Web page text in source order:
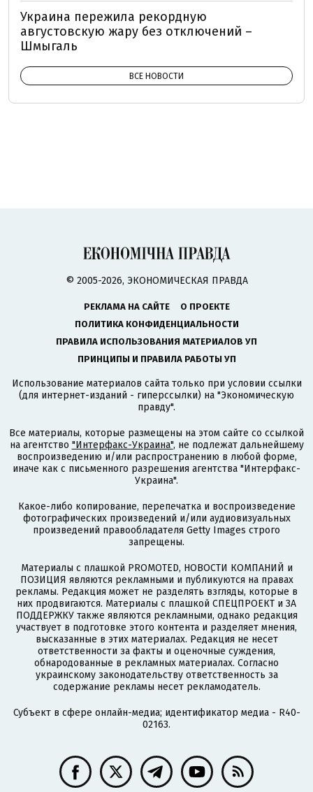
Украина пережила рекордную
августовскую жару без отключений –
Шмыгаль
ВСЕ НОВОСТИ
© 2005-2026, ЭКОНОМИЧЕСКАЯ ПРАВДА
РЕКЛАМА НА САЙТЕ
О ПРОЕКТЕ
ПОЛИТИКА КОНФИДЕНЦИАЛЬНОСТИ
ПРАВИЛА ИСПОЛЬЗОВАНИЯ МАТЕРИАЛОВ УП
ПРИНЦИПЫ И ПРАВИЛА РАБОТЫ УП
Использование материалов сайта только при условии ссылки
(для интернет-изданий - гиперссылки) на "Экономическую
правду".
Все материалы, которые размещены на этом сайте со ссылкой
на агентство "Интерфакс-Украина", не подлежат дальнейшему
воспроизведению и/или распространению в любой форме,
иначе как с письменного разрешения агентства "Интерфакс-
Украина".
Какое-либо копирование, перепечатка и воспроизведение
фотографических произведений и/или аудиовизуальных
произведений правообладателя Getty Images строго
запрещены.
Материалы с плашкой PROMOTED, НОВОСТИ КОМПАНИЙ и
ПОЗИЦИЯ являются рекламными и публикуются на правах
рекламы. Редакция может не разделять взгляды, которые в
них продвигаются. Материалы с плашкой СПЕЦПРОЕКТ и ЗА
ПОДДЕРЖКУ также являются рекламными, однако редакция
участвует в подготовке этого контента и разделяет мнения,
высказанные в этих материалах. Редакция не несет
ответственности за факты и оценочные суждения,
обнародованные в рекламных материалах. Согласно
украинскому законодательству ответственность за
содержание рекламы несет рекламодатель.
Субъект в сфере онлайн-медиа; идентификатор медиа - R40-
02163.